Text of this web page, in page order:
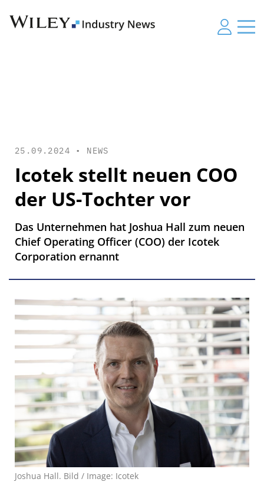
25.09.2024 • NEWS
Icotek stellt neuen COO
der US-Tochter vor
Das Unternehmen hat Joshua Hall zum neuen
Chief Operating Officer (COO) der Icotek
Corporation ernannt
Joshua Hall. Bild / Image: Icotek